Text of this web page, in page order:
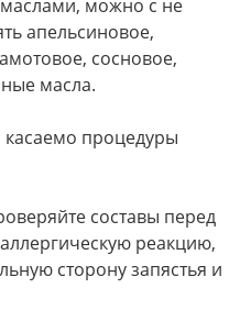
можно с не
апельсиновое,
сосновое,
масла.
касаемо процедуры
составы перед
реакцию,
сторону запястья и